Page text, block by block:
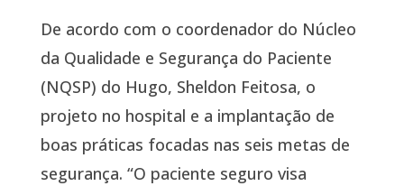
De acordo com o coordenador do Núcleo
da Qualidade e Segurança do Paciente
(NQSP) do Hugo, Sheldon Feitosa, o
projeto no hospital e a implantação de
boas práticas focadas nas seis metas de
segurança. “O paciente seguro visa